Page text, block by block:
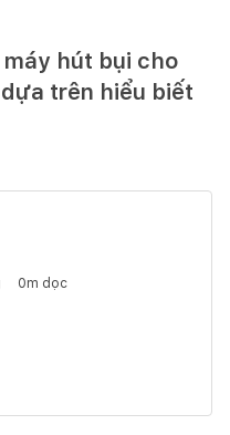
hút bụi cho
trên hiểu biết
0m dọc